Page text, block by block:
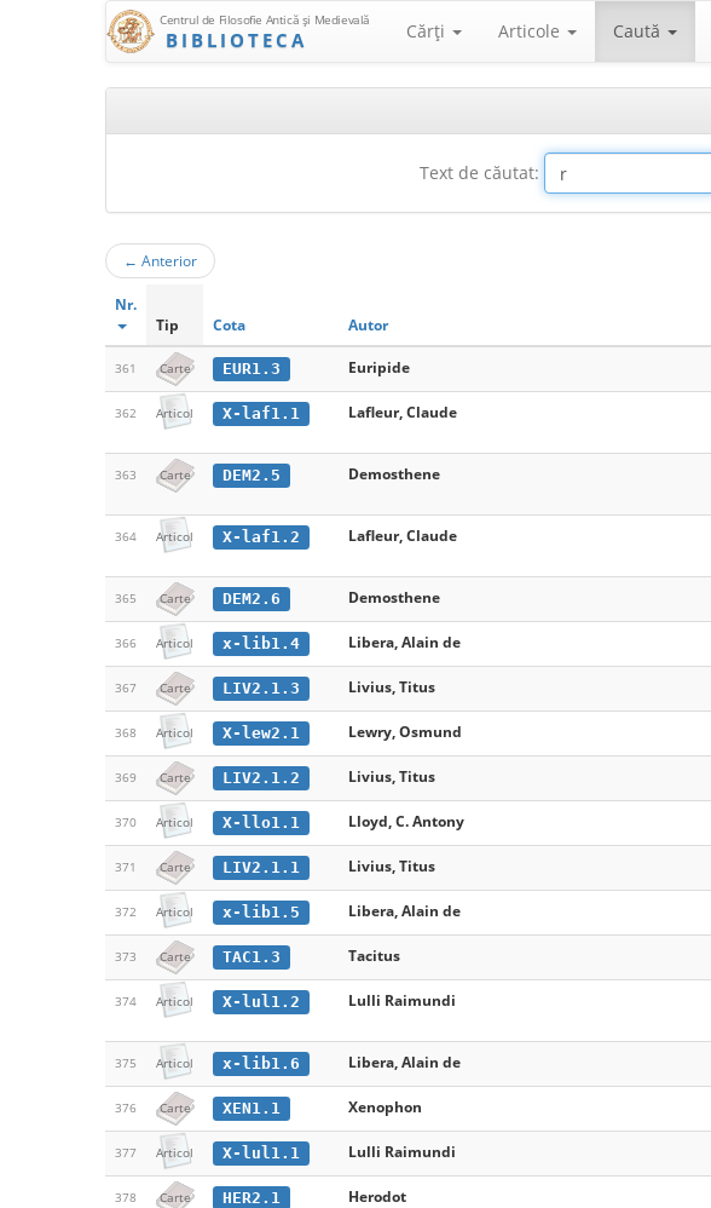
Centrul de Filosofie Antică şi Medievală
BIBLIOTECA Cărţi Articole Caută
Text de căutat:
← Anterior
Nr.
Tip
Cota Autor
361 Carte EUR1.3 Euripide
362 Articol X-laf1.1 Lafleur, Claude
363 Carte DEM2.5 Demosthene
364 Articol X-laf1.2 Lafleur, Claude
365 Carte DEM2.6 Demosthene
366 Articol x-lib1.4 Libera, Alain de
367 Carte LIV2.1.3 Livius, Titus
368 Articol X-lew2.1 Lewry, Osmund
369 Carte LIV2.1.2 Livius, Titus
370 Articol X-llo1.1 Lloyd, C. Antony
371 Carte LIV2.1.1 Livius, Titus
372 Articol x-lib1.5 Libera, Alain de
373 Carte TAC1.3 Tacitus
374 Articol X-lul1.2 Lulli Raimundi
375 Articol x-lib1.6 Libera, Alain de
376 Carte XEN1.1 Xenophon
377 Articol X-lul1.1 Lulli Raimundi
378 Carte HER2.1 Herodot